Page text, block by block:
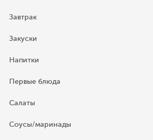
Завтрак
Закуски
Напитки
Первые блюда
Салаты
Соусы/маринады